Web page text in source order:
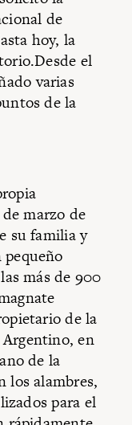
de
hoy, la
el
varias
de la
marzo de
su familia y
más de 900
de la
en
de la
los alambres,
para el